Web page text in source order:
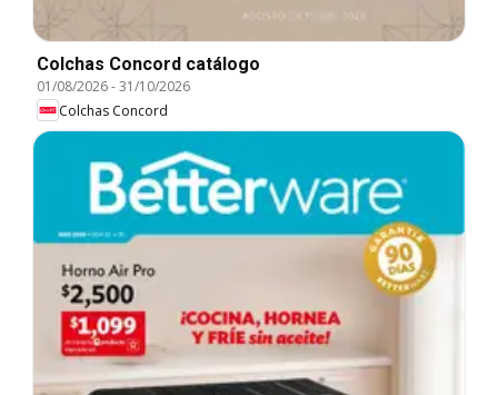
Colchas Concord catálogo
01/08/2026-31/10/2026
Colchas Concord